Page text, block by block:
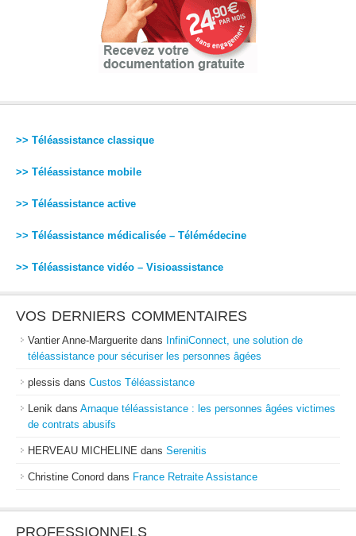
>> Téléassistance classique
>> Téléassistance mobile
>> Téléassistance active
>> Téléassistance médicalisée – Télémédecine
>> Téléassistance vidéo – Visioassistance
VOS DERNIERS COMMENTAIRES
Vantier Anne-Marguerite dans InfiniConnect, une solution de
téléassistance pour sécuriser les personnes âgées
plessis dans Custos Téléassistance
Lenik dans Arnaque téléassistance : les personnes âgées victimes
de contrats abusifs
HERVEAU MICHELINE dans Serenitis
Christine Conord dans France Retraite Assistance
PROFESSIONNELS